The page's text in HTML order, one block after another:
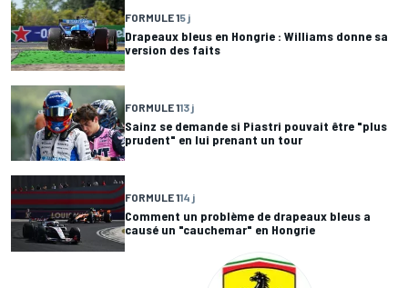
FORMULE 15 j
Drapeaux bleus en Hongrie : Williams donne sa
version des faits
FORMULE 113 j
Sainz se demande si Piastri pouvait être "plus
prudent" en lui prenant un tour
FORMULE 114 j
Comment un problème de drapeaux bleus a
causé un "cauchemar" en Hongrie